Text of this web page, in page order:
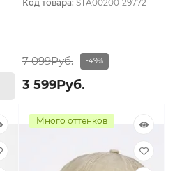
Код товара: STA00200129772
7 099Руб. -49%
3 599Руб.
Много оттенков